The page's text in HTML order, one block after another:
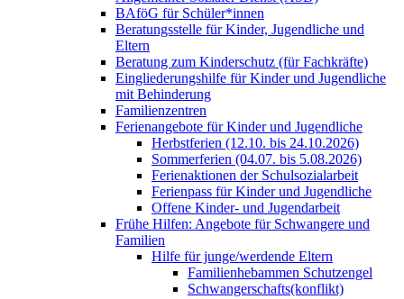
BAföG für Schüler*innen
Beratungsstelle für Kinder, Jugendliche und
Eltern
Beratung zum Kinderschutz (für Fachkräfte)
Eingliederungshilfe für Kinder und Jugendliche
mit Behinderung
Familienzentren
Ferienangebote für Kinder und Jugendliche
Herbstferien (12.10. bis 24.10.2026)
Sommerferien (04.07. bis 5.08.2026)
Ferienaktionen der Schulsozialarbeit
Ferienpass für Kinder und Jugendliche
Offene Kinder- und Jugendarbeit
Frühe Hilfen: Angebote für Schwangere und
Familien
Hilfe für junge/werdende Eltern
Familienhebammen Schutzengel
Schwangerschafts(konflikt)